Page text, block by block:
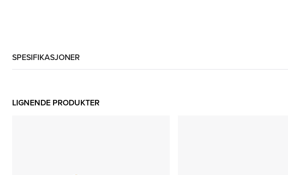
SPESIFIKASJONER
LIGNENDE PRODUKTER